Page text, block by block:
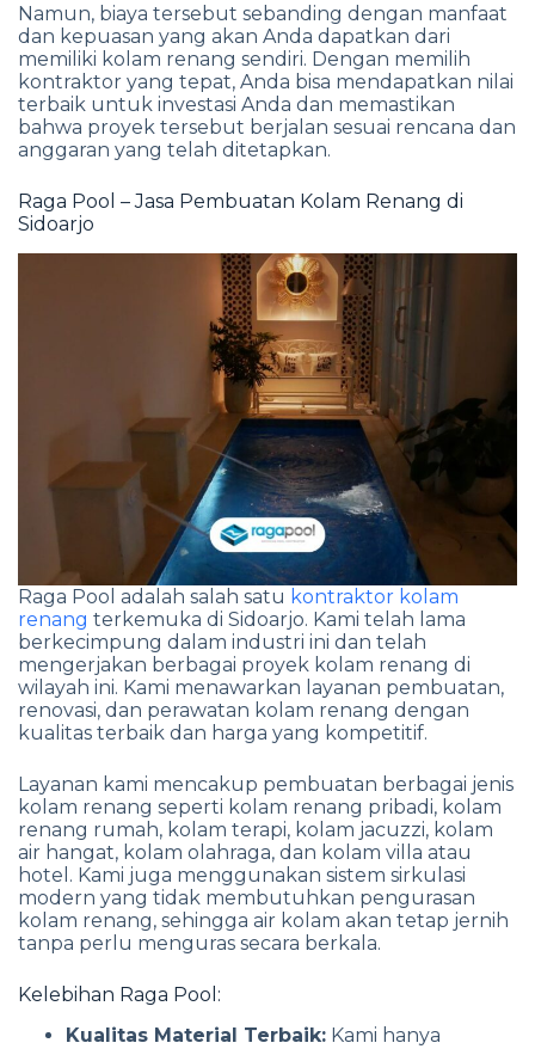
Namun, biaya tersebut sebanding dengan manfaat
dan kepuasan yang akan Anda dapatkan dari
memiliki kolam renang sendiri. Dengan memilih
kontraktor yang tepat, Anda bisa mendapatkan nilai
terbaik untuk investasi Anda dan memastikan
bahwa proyek tersebut berjalan sesuai rencana dan
anggaran yang telah ditetapkan.
Raga Pool – Jasa Pembuatan Kolam Renang di
Sidoarjo
Raga Pool adalah salah satu kontraktor kolam
renang terkemuka di Sidoarjo. Kami telah lama
berkecimpung dalam industri ini dan telah
mengerjakan berbagai proyek kolam renang di
wilayah ini. Kami menawarkan layanan pembuatan,
renovasi, dan perawatan kolam renang dengan
kualitas terbaik dan harga yang kompetitif.
Layanan kami mencakup pembuatan berbagai jenis
kolam renang seperti kolam renang pribadi, kolam
renang rumah, kolam terapi, kolam jacuzzi, kolam
air hangat, kolam olahraga, dan kolam villa atau
hotel. Kami juga menggunakan sistem sirkulasi
modern yang tidak membutuhkan pengurasan
kolam renang, sehingga air kolam akan tetap jernih
tanpa perlu menguras secara berkala.
Kelebihan Raga Pool:
Kualitas Material Terbaik: Kami hanya